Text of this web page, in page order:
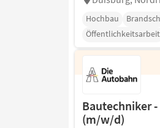
Hochbau
Öffentlichkeitsarbeit
Bautechniker
(m/w/d)